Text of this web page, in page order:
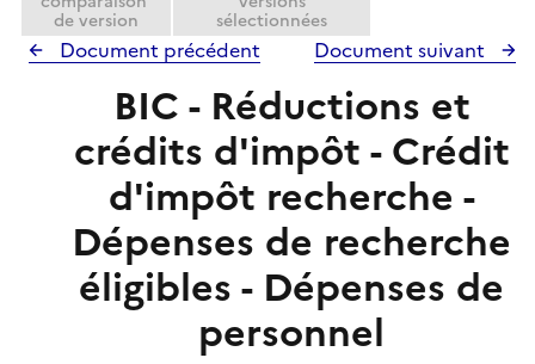
de version sélectionnées
Document précédent Document suivant
BIC - Réductions et
crédits d'impôt - Crédit
d'impôt recherche -
Dépenses de recherche
éligibles - Dépenses de
personnel